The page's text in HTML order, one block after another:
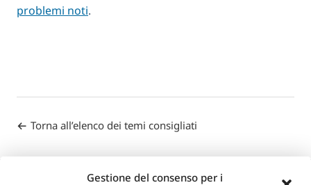
Gestione del consenso per i
problemi noti.
Torna all’elenco dei temi consigliati